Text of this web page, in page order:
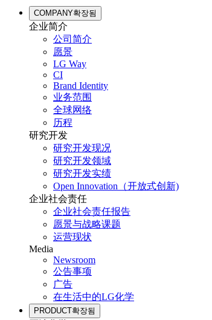
COMPANY확장됨
企业简介
公司简介
愿景
LG Way
CI
Brand Identity
业务范围
全球网络
历程
研究开发
研究开发现况
研究开发领域
研究开发实绩
Open Innovation（开放式创新)
企业社会责任
企业社会责任报告
愿景与战略课题
运营现状
Media
Newsroom
公告事项
广告
在生活中的LG化学
PRODUCT확장됨